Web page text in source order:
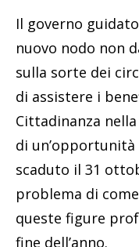
Il governo
nuovo nodo non
sulla sorte dei
di assistere i
Cittadinanza
di
scaduto il 31
problema di
queste figure
fine dell’anno.